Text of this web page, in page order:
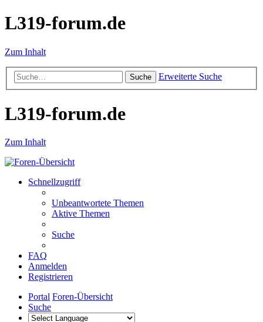
L319-forum.de
Zum Inhalt
Suche Erweiterte Suche
L319-forum.de
Zum Inhalt
Schnellzugriff
Unbeantwortete Themen
Aktive Themen
Suche
FAQ
Anmelden
Registrieren
Portal Foren-Übersicht
Suche